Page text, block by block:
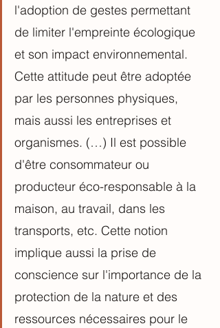
l'adoption de gestes permettant
de limiter l'empreinte écologique
et son impact environnemental.
Cette attitude peut être adoptée
par les personnes physiques,
mais aussi les entreprises et
organismes. (…) Il est possible
d'être consommateur ou
producteur éco-responsable à la
maison, au travail, dans les
transports, etc. Cette notion
implique aussi la prise de
conscience sur l'importance de la
protection de la nature et des
ressources nécessaires pour le